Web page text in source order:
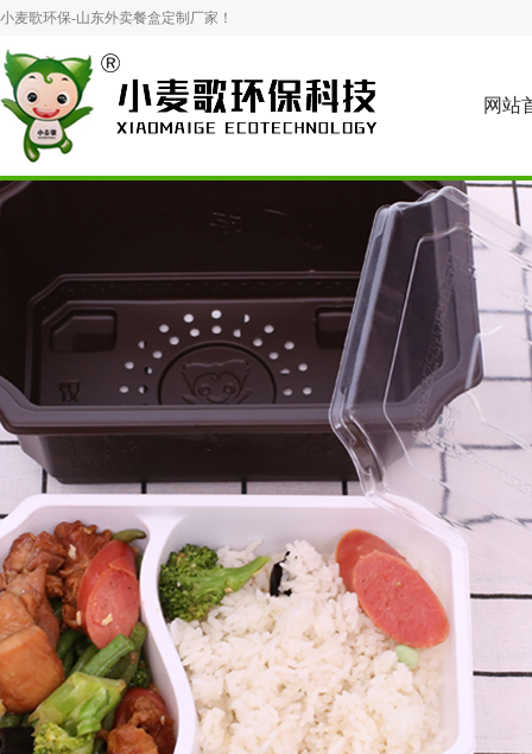
小麦歌环保-山东外卖餐盒定制厂家！
网站